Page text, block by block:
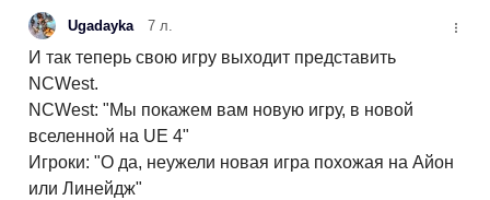
Ugadayka 7 л.
И так теперь свою игру выходит представить
NCWest.
NCWest: "Мы покажем вам новую игру, в новой
вселенной на UE 4"
Игроки: "О да, неужели новая игра похожая на Айон
или Линейдж"